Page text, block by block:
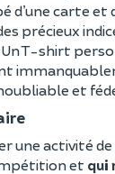
d’une carte et
précieux
Un T-shirt
et
une activité
et qui